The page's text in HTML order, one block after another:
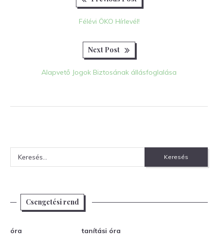
Félévi ÖKO Hírlevél!
Next Post
Alapvető Jogok Biztosának állásfoglalása
Keresés:
Csengetési rend
óra
tanítási óra